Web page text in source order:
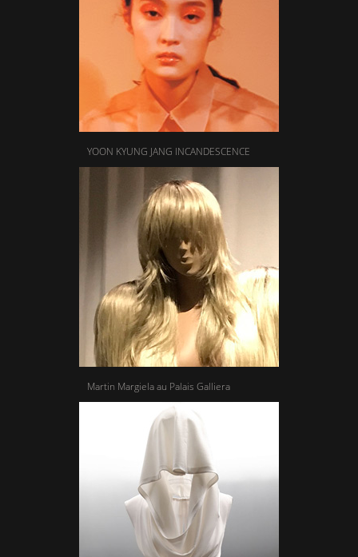
YOON KYUNG JANG INCANDESCENCE
Martin Margiela au Palais Galliera